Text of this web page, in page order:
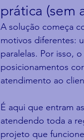
prática (sem
A solução começa
motivos diferentes:
paralelas. Por isso,
posicionamentos
atendimento ao
É aqui que entram
atendendo toda a
projeto que